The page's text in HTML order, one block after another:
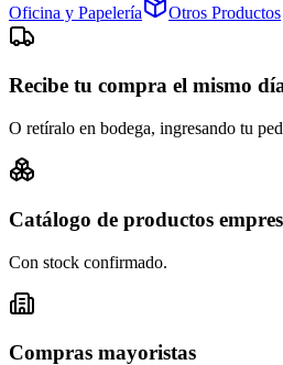
Oficina y Papelería
Otros Productos
Recibe tu compra el mismo
O retíralo en bodega, ingresando tu
Catálogo de productos
Con stock confirmado.
Compras mayoristas